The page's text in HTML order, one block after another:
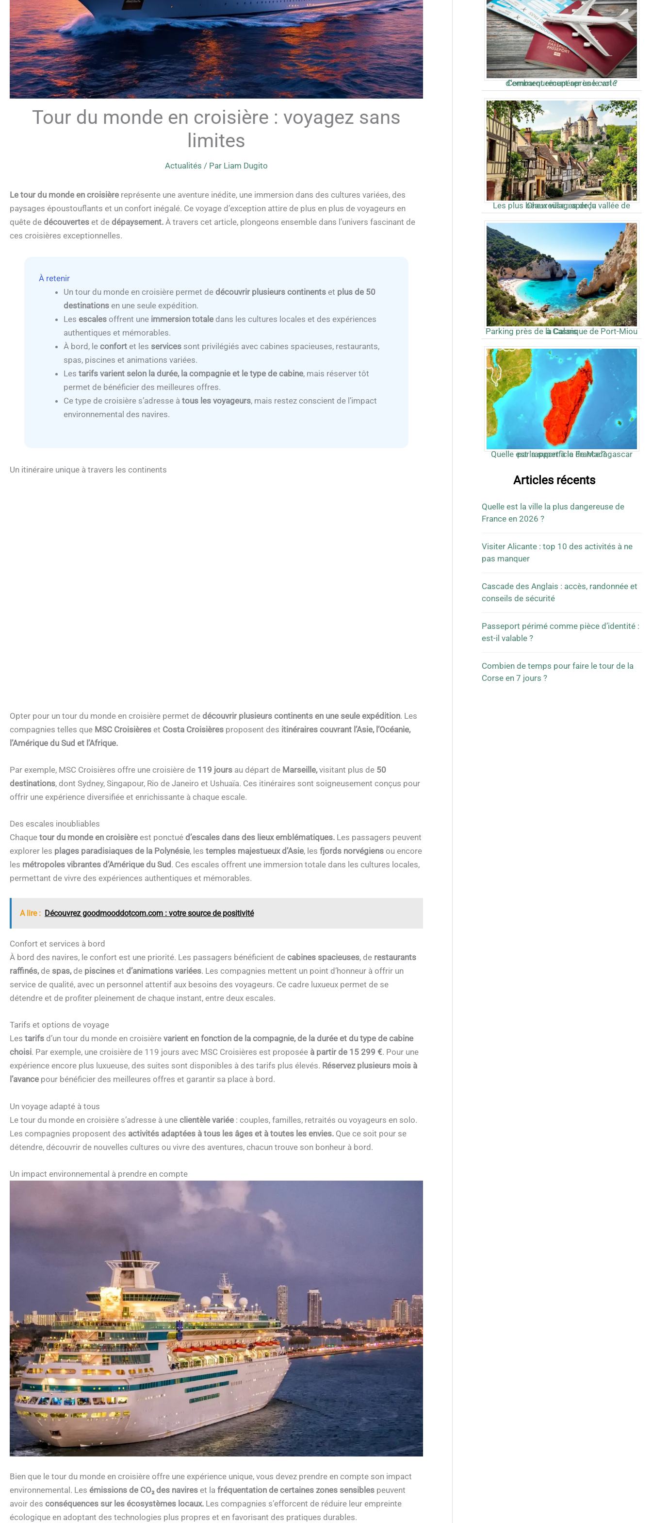
Tour du monde en croisière : voyagez sans
limites
Actualités / Par Liam Dugito
Le tour du monde en croisière représente une aventure inédite, une immersion dans des cultures variées, des
paysages époustouflants et un confort inégalé. Ce voyage d’exception attire de plus en plus de voyageurs en
quête de découvertes et de dépaysement. À travers cet article, plongeons ensemble dans l’univers fascinant de
ces croisières exceptionnelles.
À retenir
Un tour du monde en croisière permet de découvrir plusieurs continents et plus de 50
destinations en une seule expédition.
Les escales offrent une immersion totale dans les cultures locales et des expériences
authentiques et mémorables.
À bord, le confort et les services sont privilégiés avec cabines spacieuses, restaurants,
spas, piscines et animations variées.
Les tarifs varient selon la durée, la compagnie et le type de cabine, mais réserver tôt
permet de bénéficier des meilleures offres.
Ce type de croisière s’adresse à tous les voyageurs, mais restez conscient de l’impact
environnemental des navires.
Un itinéraire unique à travers les continents
Opter pour un tour du monde en croisière permet de découvrir plusieurs continents en une seule expédition. Les
compagnies telles que MSC Croisières et Costa Croisières proposent des itinéraires couvrant l’Asie, l’Océanie,
l’Amérique du Sud et l’Afrique.
Par exemple, MSC Croisières offre une croisière de 119 jours au départ de Marseille,visitant plus de 50
destinations, dont Sydney, Singapour, Rio de Janeiro et Ushuaïa. Ces itinéraires sont soigneusement conçus pour
offrir une expérience diversifiée et enrichissante à chaque escale.
Des escales inoubliables
Chaque tour du monde en croisière est ponctué d’escales dans des lieux emblématiques. Les passagers peuvent
explorer les plages paradisiaques de la Polynésie, les temples majestueux d’Asie, les fjords norvégiens ou encore
les métropoles vibrantes d’Amérique du Sud . Ces escales offrent une immersion totale dans les cultures locales,
permettant de vivre des expériences authentiques et mémorables.
A lire : Découvrez goodmooddotcom.com : votre source de positivité
Confort et services à bord
À bord des navires, le confort est une priorité. Les passagers bénéficient de cabines spacieuses, de restaurants
raffinés,de spas,de piscines et d’animations variées. Les compagnies mettent un point d’honneur à offrir un
service de qualité, avec un personnel attentif aux besoins des voyageurs. Ce cadre luxueux permet de se
détendre et de profiter pleinement de chaque instant, entre deux escales.
Tarifs et options de voyage
Les tarifs d’un tour du monde en croisière varient en fonction de la compagnie, de la durée et du type de cabine
choisi. Par exemple, une croisière de 119 jours avec MSC Croisières est proposée à partir de 15 299 €. Pour une
expérience encore plus luxueuse, des suites sont disponibles à des tarifs plus élevés. Réservez plusieurs mois à
l’avance pour bénéficier des meilleures offres et garantir sa place à bord.
Un voyage adapté à tous
Le tour du monde en croisière s’adresse à une clientèle variée : couples, familles, retraités ou voyageurs en solo.
Les compagnies proposent des activités adaptées à tous les âges et à toutes les envies. Que ce soit pour se
détendre, découvrir de nouvelles cultures ou vivre des aventures, chacun trouve son bonheur à bord.
Un impact environnemental à prendre en compte
Bien que le tour du monde en croisière offre une expérience unique, vous devez prendre en compte son impact
environnemental. Les émissions de CO₂ des navires et la fréquentation de certaines zones sensibles peuvent
avoir des conséquences sur les écosystèmes locaux. Les compagnies s’efforcent de réduire leur empreinte
écologique en adoptant des technologies plus propres et en favorisant des pratiques durables.
Comment récupérer une carte d’embarquement après le vol ?
Les plus beaux villages de la vallée de Chevreuse : aperçu
Parking près de la Calanque de Port-Miou à Cassis
Quelle est la superficie de Madagascar par rapport à la France ?
Articles récents
Quelle est la ville la plus dangereuse de
France en 2026 ?
Visiter Alicante : top 10 des activités à ne
pas manquer
Cascade des Anglais : accès, randonnée et
conseils de sécurité
Passeport périmé comme pièce d’identité :
est-il valable ?
Combien de temps pour faire le tour de la
Corse en 7 jours ?